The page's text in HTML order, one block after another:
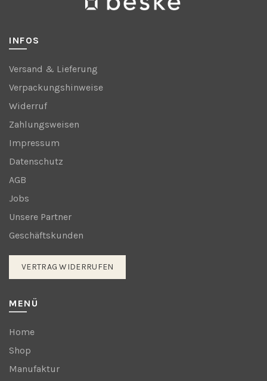
INFOS
Versand & Lieferung
Verpackungshinweise
Widerruf
Zahlungsweisen
Impressum
Datenschutz
AGB
Jobs
Unsere Partner
Geschäftskunden
VERTRAG WIDERRUFEN
MENÜ
Home
Shop
Manufaktur